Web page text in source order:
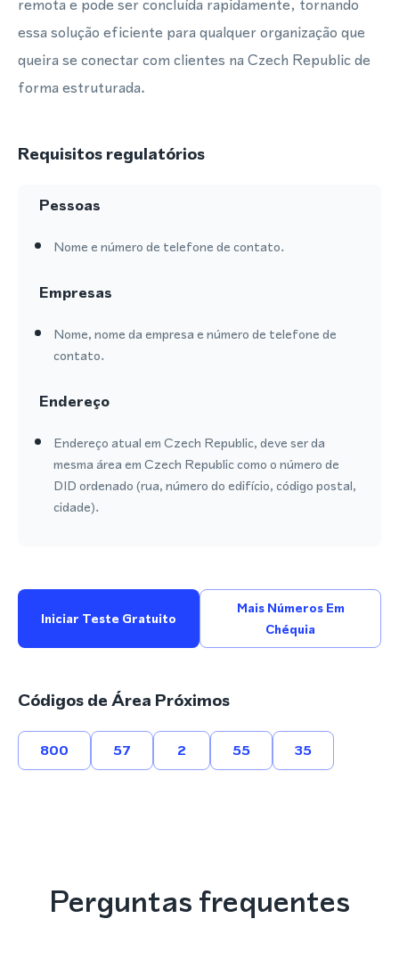
remota e pode ser concluída rapidamente, tornando
essa solução eficiente para qualquer organização que
queira se conectar com clientes na Czech Republic de
forma estruturada.
Requisitos regulatórios
Pessoas
Nome e número de telefone de contato.
Empresas
Nome, nome da empresa e número de telefone de
contato.
Endereço
Endereço atual em Czech Republic, deve ser da
mesma área em Czech Republic como o número de
DID ordenado (rua, número do edifício, código postal,
cidade).
Iniciar Teste Gratuito
Mais Números Em
Chéquia
Códigos de Área Próximos
800 57 2 55 35
Perguntas frequentes